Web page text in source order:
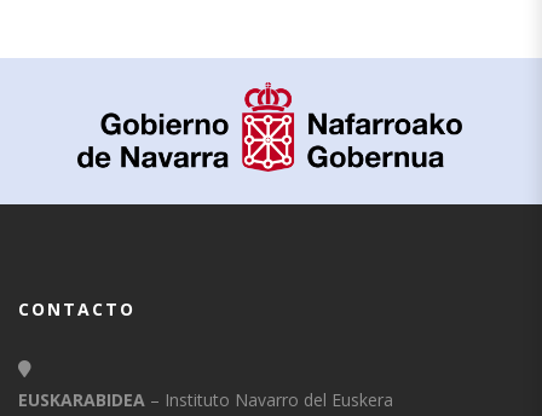
CONTACTO
EUSKARABIDEA – Instituto Navarro del Euskera